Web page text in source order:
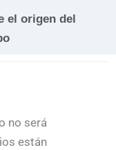
el origen del
no será
están